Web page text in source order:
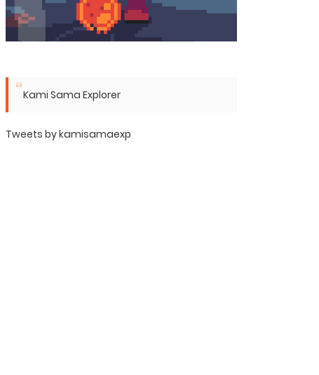
Kami Sama Explorer
Tweets by kamisamaexp